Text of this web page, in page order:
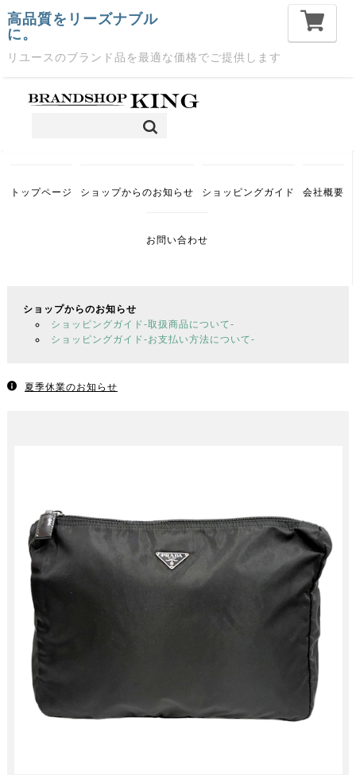
高品質をリーズナブル
に。
リユースのブランド品を最適な価格でご提供します
トップページ ショップからのお知らせ ショッピングガイド 会社概要
お問い合わせ
ショップからのお知らせ
ショッピングガイド-取扱商品について-
ショッピングガイド-お支払い方法について-
夏季休業のお知らせ